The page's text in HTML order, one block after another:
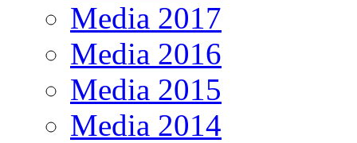
Media 2017
Media 2016
Media 2015
Media 2014